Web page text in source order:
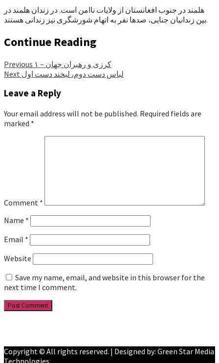
هلمند در جنوب افغانستان از ولایات ناامن است. در زندان هلمند در
بین زندانیان جنایی، صدها نفر به اتهام شورشگری نیز زندانی هستند.
Continue Reading
Previous
کرزی و رهبران جهان – ۱
Next لباس دست دوم، لبخند دست اول
Leave a Reply
Your email address will not be published. Required fields are
marked *
Comment *
Name *
Email *
Website
Save my name, email, and website in this browser for the
next time I comment.
Copyright © All rights reserved. | Designed by: Green Star Media